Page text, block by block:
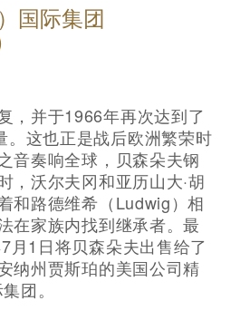
国际集团
，并于1966年再次达到了
。这也正是战后欧洲繁荣时
音奏响全球，贝森朵夫钢
，沃尔夫冈和亚历山大·胡
和路德维希（Ludwig）相
在家族内找到继承者。最
月1日将贝森朵夫出售给了
纳州贾斯珀的美国公司精
团。